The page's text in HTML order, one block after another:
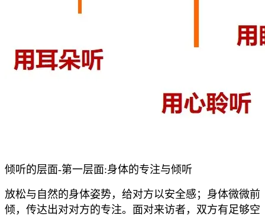
倾听的层面-第一层面:身体的专注与倾听
放松与自然的身体姿势，给对方以安全感；身体微微前
倾，传达出对对方的专注。面对来访者，双方有足够空